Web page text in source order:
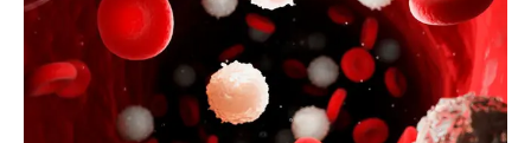
Lutetium-177-DOTATATE (177
Lu-DOTATATE),
Everolimus, Sunitinib und Chemotherapie auf
Temozolomid-Basis zusammengetragen. Darüber
hinaus wurden potenzielle Strategien zur